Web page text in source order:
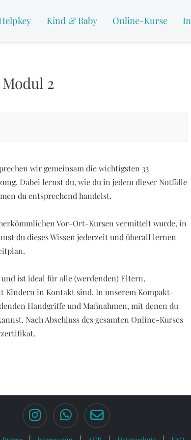
Kind & Baby Online-Kurse
2
wir gemeinsam die wichtigsten 33
Dabei lernst du, wie du in jedem dieser Notfälle
du entsprechend handelst.
Vor-Ort-Kursen vermittelt wurde, in
du dieses Wissen jederzeit und überall lernen
ist ideal für alle (werdenden) Eltern,
Kindern in Kontakt sind. In unserem Kompakt-
Handgriffe und Maßnahmen, mit denen du
Nach Abschluss des gesamten Online-Kurses